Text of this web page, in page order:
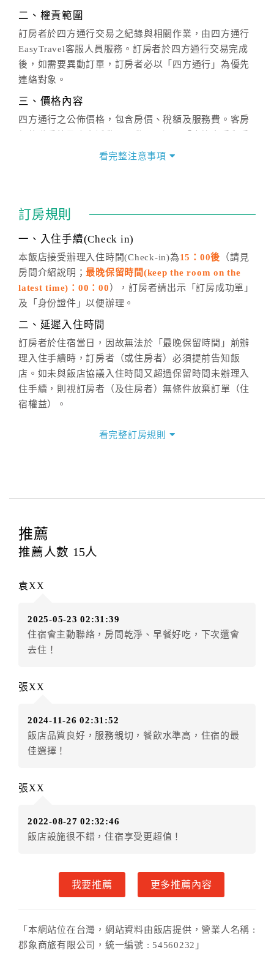
二、權責範圍
訂房者於四方通行交易之紀錄與相關作業，由四方通行
EasyTravel客服人員服務。訂房者於四方通行交易完成
後，如需要異動訂單，訂房者必以「四方通行」為優先
連絡對象。
三、價格內容
四方通行之公佈價格，包含房價、稅額及服務費。客房
價」之當日價格為標準。
話方式異動訂單。
※非客服時間之申辦異動，皆為次日計算及辦理。
五、客服時間
週一至週日，上午9:00～晚上6:00
六、聯絡方式
(07)9682715 。
看完整注意事項
訂房規則
一、入住手續(Check in)
本飯店接受辦理入住時間(Check-in)為15：00後 （請見
房間介紹說明；最晚保留時間(keep the room on the
latest time)：00：00 ），訂房者請出示「訂房成功單」
及「身份證件」以便辦理。
二、延遲入住時間
訂房者於住宿當日，因故無法於「最晚保留時間」前辦
理入住手續時，訂房者（或住房者）必須提前告知飯
店。如未與飯店協議入住時間又超過保留時間未辦理入
住手續，則視訂房者（及住房者）無條件放棄訂單（住
宿權益）。
四、訂單異動
提出申辦不得異動訂單。
每筆訂單異動限定
辦理取消退款。
房者應補足差額。（限原訂飯店）
房者不得要求退其差額。（限原訂飯店）
五、保留住宿權益(保留住房)
（提出申辦日為保留起算日）
店客滿，敬請及早計畫，如逾時未提出申辦，視同無條
件放棄訂單（住宿權益）。 （限原訂飯店使用）
．每筆訂單異動限定乙次，限原訂飯店，異動完成後不
．訂單異動後，訂單費用總計大於原訂單費用總計時，
訂房者不得要求退其差額。限原訂飯店
◎住房日7天前辦理者，訂單費用扣除總計0%為手續費
◎住房日4天前辦理者，訂單費用扣除總計25%為手續費
◎住房日當日辦理者，訂單費用扣除總計100%為手續費
◎住房日當日不得辦理。
看完整訂房規則
推薦
推薦人數 15人
袁XX
2025-05-23 02:31:39
住宿會主動聯絡，房間乾淨、早餐好吃，下次還會
去住！
張XX
2024-11-26 02:31:52
飯店品質良好，服務親切，餐飲水準高，住宿的最
佳選擇！
張XX
2022-08-27 02:32:46
飯店設施很不錯，住宿享受更超值！
我要推薦 更多推薦內容
「本網站位在台灣，網站資料由飯店提供，營業人名稱 :
郡象商旅有限公司，統一編號 : 54560232」